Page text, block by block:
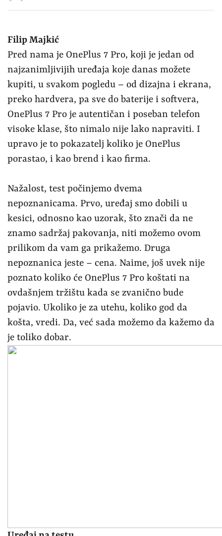
Filip Majkić
Pred nama je OnePlus 7 Pro, koji je jedan od
najzanimljivijih uređaja koje danas možete
kupiti, u svakom pogledu – od dizajna i ekrana,
preko hardvera, pa sve do baterije i softvera,
OnePlus 7 Pro je autentičan i poseban telefon
visoke klase, što nimalo nije lako napraviti. I
upravo je to pokazatelj koliko je OnePlus
porastao, i kao brend i kao firma.
Nažalost, test počinjemo dvema
nepoznanicama. Prvo, uređaj smo dobili u
kesici, odnosno kao uzorak, što znači da ne
znamo sadržaj pakovanja, niti možemo ovom
prilikom da vam ga prikažemo. Druga
nepoznanica jeste – cena. Naime, još uvek nije
poznato koliko će OnePlus 7 Pro koštati na
ovdašnjem tržištu kada se zvanično bude
pojavio. Ukoliko je za utehu, koliko god da
košta, vredi. Da, već sada možemo da kažemo da
je toliko dobar.